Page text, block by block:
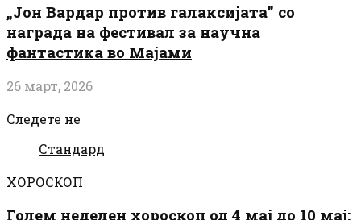
„Јон Вардар против галаксијата” со
награда на фестивал за научна
фантастика во Мајами
26 март, 2026
Следете не
Стандард
ХОРОСКОП
Голем неделен хороскоп од 4 мај до 10 мај: